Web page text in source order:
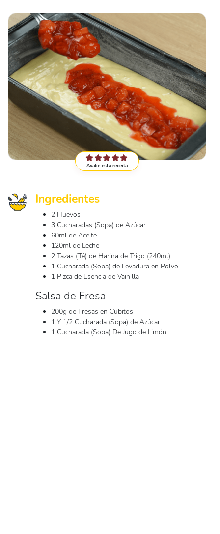
Avalie esta receita
Ingredientes
2 Huevos
3 Cucharadas (Sopa) de Azúcar
60ml de Aceite
120ml de Leche
2 Tazas (Té) de Harina de Trigo (240ml)
1 Cucharada (Sopa) de Levadura en Polvo
1 Pizca de Esencia de Vainilla
Salsa de Fresa
200g de Fresas en Cubitos
1 Y 1/2 Cucharada (Sopa) de Azúcar
1 Cucharada (Sopa) De Jugo de Limón